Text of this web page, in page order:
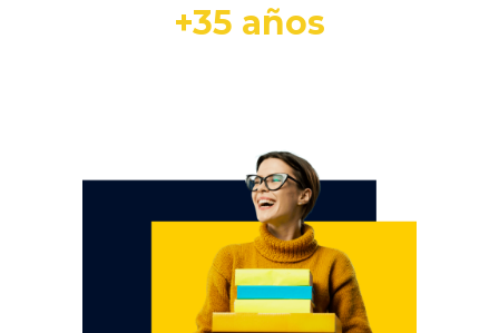
+35 años